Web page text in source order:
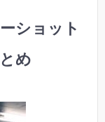
ショット
め